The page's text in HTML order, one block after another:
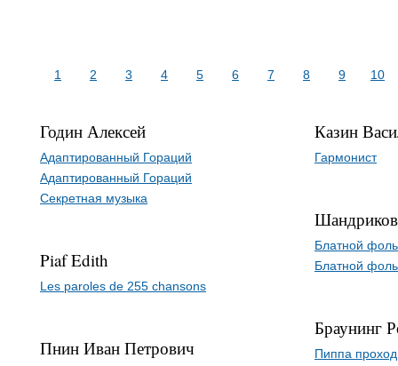
1 2 3 4 5 6 7 8 9 10
Годин Алексей
Адаптированный Гораций
Адаптированный Гораций
Секретная музыка
Piaf Edith
Les paroles de 255 chansons
Пнин Иван Петрович
Казин
Гармонист
Блатной
Блатной
Браунинг
Пиппа